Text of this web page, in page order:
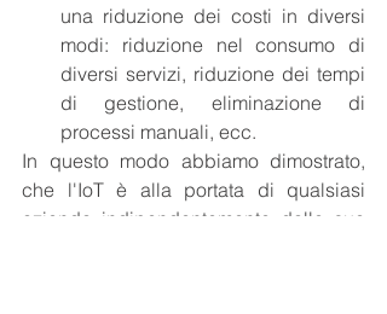
una riduzione dei costi in diversi
modi: riduzione nel consumo di
diversi servizi, riduzione dei tempi
di gestione, eliminazione di
processi manuali, ecc.
In questo modo abbiamo dimostrato,
che l'IoT è alla portata di qualsiasi
azienda indipendentemente dalle sue